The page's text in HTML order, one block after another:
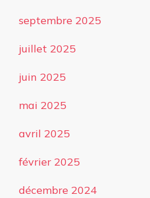
septembre 2025
juillet 2025
juin 2025
mai 2025
avril 2025
février 2025
décembre 2024